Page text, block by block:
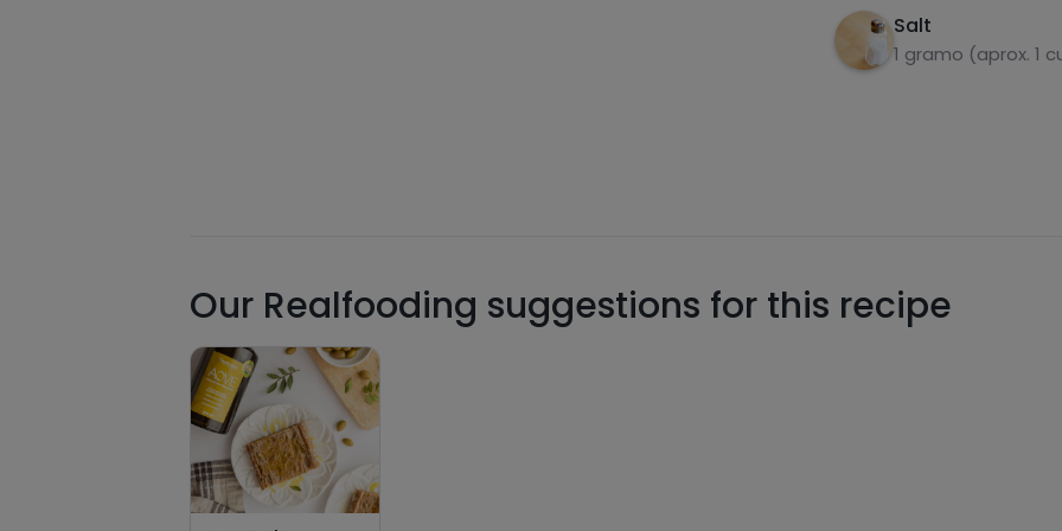
Salt
1 gramo (aprox. 1
Our Realfooding suggestions for this recipe